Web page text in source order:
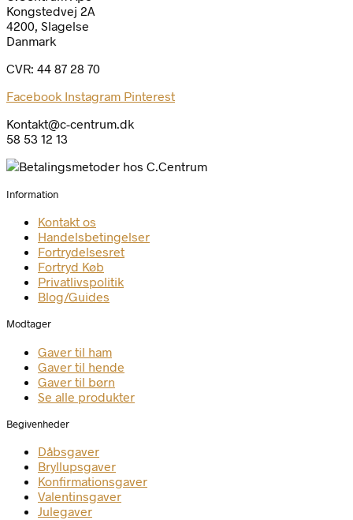
Kongstedvej 2A
4200, Slagelse
Danmark
CVR: 44 87 28 70
Facebook Instagram Pinterest
Kontakt@c-centrum.dk
58 53 12 13
Information
Kontakt os
Handelsbetingelser
Fortrydelsesret
Fortryd Køb
Privatlivspolitik
Blog/Guides
Modtager
Gaver til ham
Gaver til hende
Gaver til børn
Se alle produkter
Begivenheder
Dåbsgaver
Bryllupsgaver
Konfirmationsgaver
Valentinsgaver
Julegaver